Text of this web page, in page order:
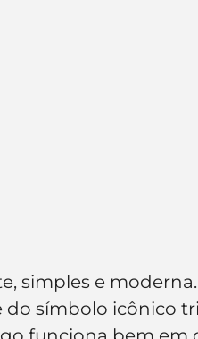
simples e moderna.
do símbolo icônico